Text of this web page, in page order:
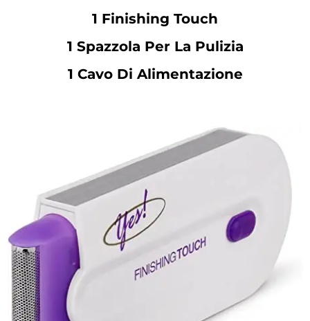
1 Finishing Touch
1 Spazzola Per La Pulizia
1 Cavo Di Alimentazione